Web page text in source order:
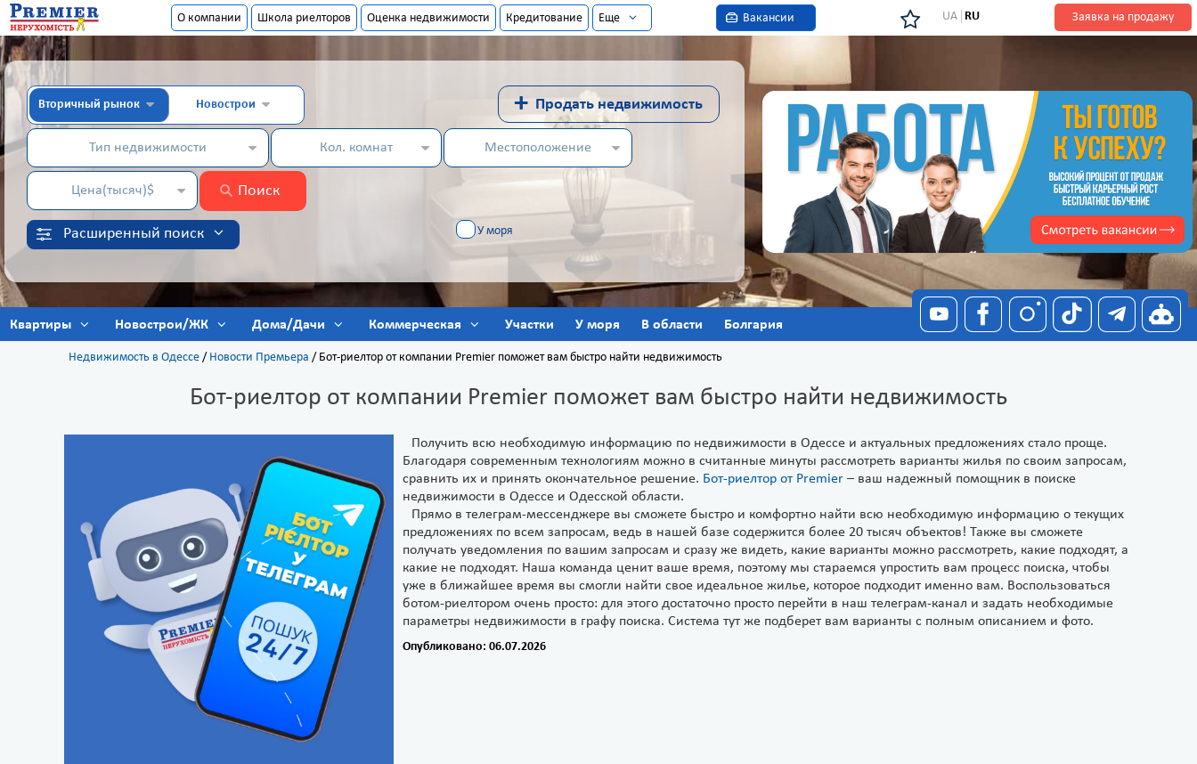
О компании Школа риелторов Оценка недвижимости Кредитование Еще Вакансии UA RU Заявка на продажу
Вторичный рынок Новострои + Продать недвижимость
Тип недвижимости Кол. комнат Местоположение
Цена(тысяч)$ Поиск
Расширенный поиск У моря
Квартиры Новострои/ЖК Дома/Дачи Коммерческая Участки У моря В области Болгария
Недвижимость в Одессе / Новости Премьера / Бот-риелтор от компании Premier поможет вам быстро найти недвижимость
Бот-риелтор от компании Premier поможет вам быстро найти недвижимость
Получить всю необходимую информацию по недвижимости в Одессе и актуальных предложениях стало проще.
Благодаря современным технологиям можно в считанные минуты рассмотреть варианты жилья по своим запросам,
сравнить их и принять окончательное решение. Бот-риелтор от Premier – ваш надежный помощник в поиске
недвижимости в Одессе и Одесской области.
Прямо в телеграм-мессенджере вы сможете быстро и комфортно найти всю необходимую информацию о текущих
предложениях по всем запросам, ведь в нашей базе содержится более 20 тысяч объектов! Также вы сможете
получать уведомления по вашим запросам и сразу же видеть, какие варианты можно рассмотреть, какие подходят, а
какие не подходят. Наша команда ценит ваше время, поэтому мы стараемся упростить вам процесс поиска, чтобы
уже в ближайшее время вы смогли найти свое идеальное жилье, которое подходит именно вам. Воспользоваться
ботом-риелтором очень просто: для этого достаточно просто перейти в наш телеграм-канал и задать необходимые
параметры недвижимости в графу поиска. Система тут же подберет вам варианты с полным описанием и фото.
Опубликовано: 06.07.2026